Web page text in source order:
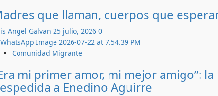
que llaman, cuerpos que
Angel Galvan 25 julio, 2026 0
Comunidad Migrante
mi primer amor, mi mejor amigo”: la
a Enedino Aguirre